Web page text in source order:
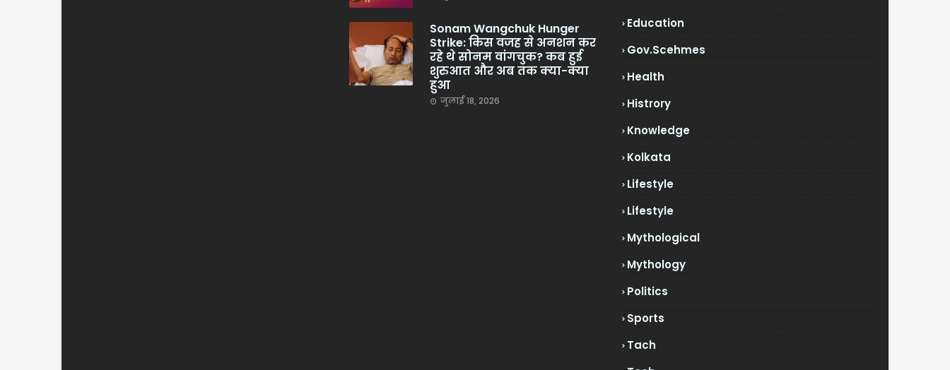
Sonam Wangchuk Hunger
Strike: किस वजह से अनशन कर
रहे थे सोनम वांगचुक? कब हुई
शुरुआत और अब तक क्या-क्या
हुआ
जुलाई 18, 2026
Education
Gov.scehmes
Health
Histrory
Knowledge
Kolkata
Lifestyle
Lifestyle
Mythological
Mythology
Politics
Sports
Tach